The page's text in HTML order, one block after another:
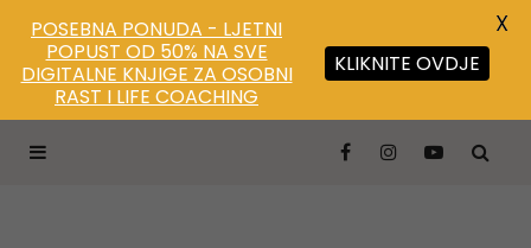
POSEBNA PONUDA - LJETNI
POPUST OD 50% NA SVE
DIGITALNE KNJIGE ZA OSOBNI
RAST I LIFE COACHING
KLIKNITE OVDJE
X
Save